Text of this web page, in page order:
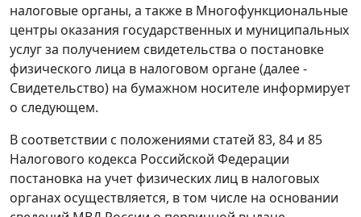
налоговые органы, а также в Многофункциональные
центры оказания государственных и муниципальных
услуг за получением свидетельства о постановке
физического лица в налоговом органе (далее -
Свидетельство) на бумажном носителе информирует
о следующем.
В соответствии с положениями статей 83, 84 и 85
Налогового кодекса Российской Федерации
постановка на учет физических лиц в налоговых
органах осуществляется, в том числе на основании